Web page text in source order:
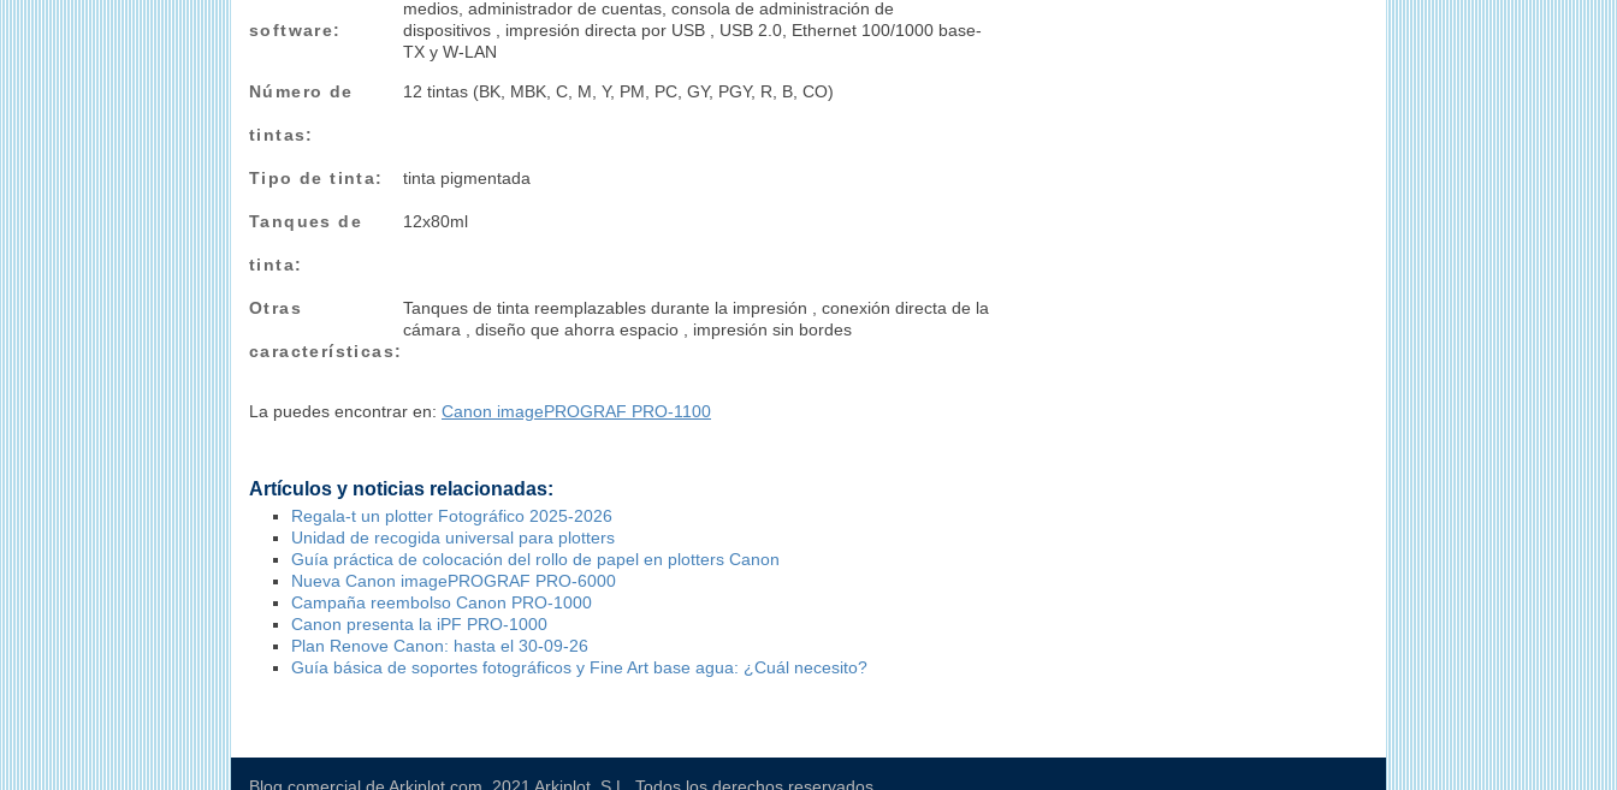
software:
medios, administrador de cuentas, consola de administración de
dispositivos , impresión directa por USB , USB 2.0, Ethernet 100/1000 base-
TX y W-LAN
Número de
tintas:
12 tintas (BK, MBK, C, M, Y, PM, PC, GY, PGY, R, B, CO)
Tipo de tinta: tinta pigmentada
Tanques de
tinta:
12x80ml
Otras
características:
Tanques de tinta reemplazables durante la impresión , conexión directa de la
cámara , diseño que ahorra espacio , impresión sin bordes
La puedes encontrar en: Canon imagePROGRAF PRO-1100
Artículos y noticias relacionadas:
Regala-t un plotter Fotográfico 2025-2026
Unidad de recogida universal para plotters
Guía práctica de colocación del rollo de papel en plotters Canon
Nueva Canon imagePROGRAF PRO-6000
Campaña reembolso Canon PRO-1000
Canon presenta la iPF PRO-1000
Plan Renove Canon: hasta el 30-09-26
Guía básica de soportes fotográficos y Fine Art base agua: ¿Cuál necesito?